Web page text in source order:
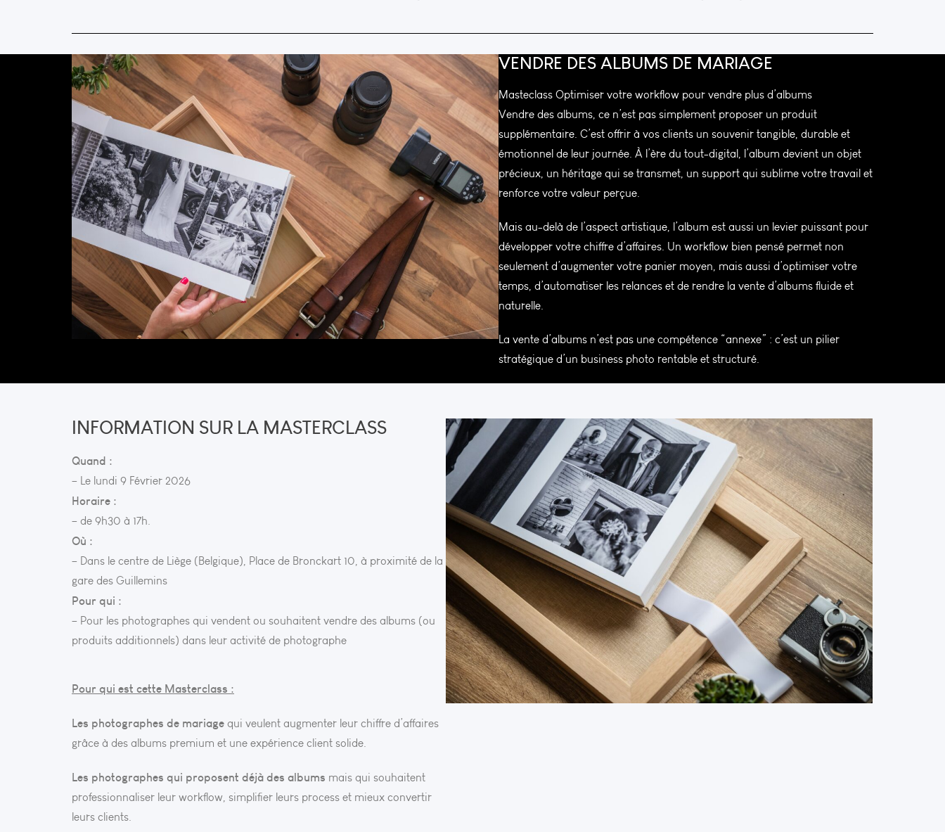
VENDRE DES ALBUMS DE MARIAGE
Masteclass Optimiser votre workflow pour vendre plus d’albums​
Vendre des albums, ce n’est pas simplement proposer un produit
supplémentaire. C’est offrir à vos clients un souvenir tangible, durable et
émotionnel de leur journée. À l’ère du tout-digital, l’album devient un objet
précieux, un héritage qui se transmet, un support qui sublime votre travail et
renforce votre valeur perçue.
Mais au-delà de l’aspect artistique, l’album est aussi un levier puissant pour
développer votre chiffre d’affaires. Un workflow bien pensé permet non
seulement d’augmenter votre panier moyen, mais aussi d’optimiser votre
temps, d’automatiser les relances et de rendre la vente d’albums fluide et
naturelle.
La vente d’albums n’est pas une compétence “annexe” : c’est un pilier
stratégique d’un business photo rentable et structuré.
INFORMATION SUR LA MASTERCLASS
Quand :
– Le lundi 9 Février 2026
Horaire :
– de 9h30 à 17h.
Où :
– Dans le centre de Liège (Belgique), Place de Bronckart 10, à proximité de la
gare des Guillemins
Pour qui :
– Pour les photographes qui vendent ou souhaitent vendre des albums (ou
produits additionnels) dans leur activité de photographe
Pour qui est cette Masterclass :
Les photographes de mariage qui veulent augmenter leur chiffre d’affaires
grâce à des albums premium et une expérience client solide.
Les photographes qui proposent déjà des albums mais qui souhaitent
professionnaliser leur workflow, simplifier leurs process et mieux convertir
leurs clients.